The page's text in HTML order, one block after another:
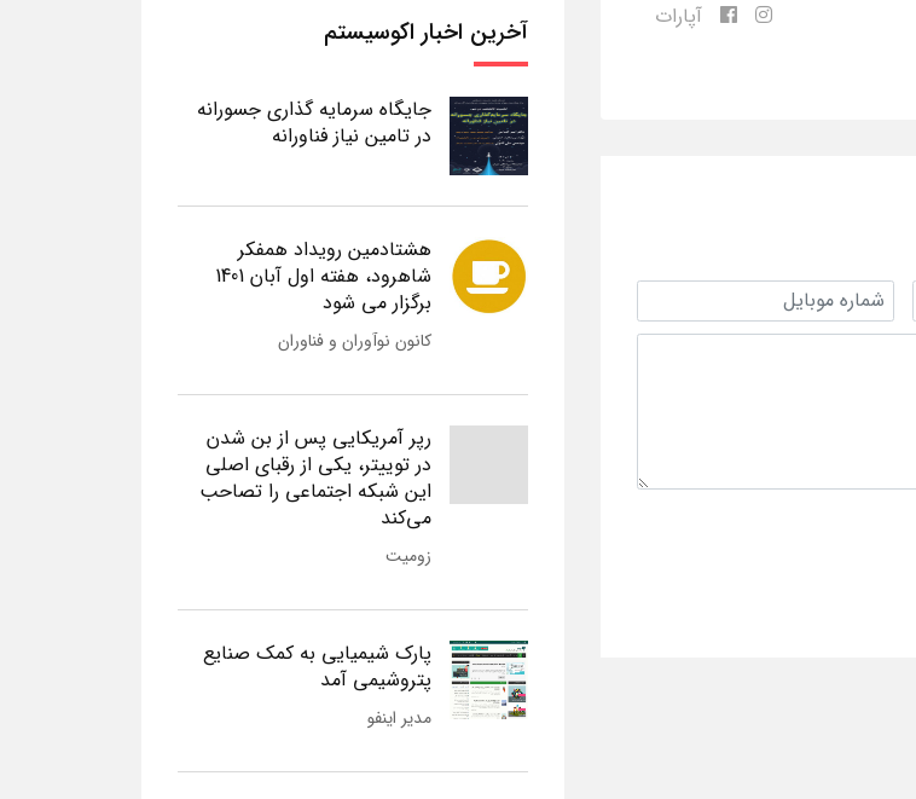
آپارات آخرین اخبار اکوسیستم
جایگاه سرمایه گذاری جسورانه
در تامین نیاز فناورانه
هشتادمین رویداد همفکر
شاهرود، هفته اول آبان 1401
برگزار می شود
کانون نوآوران و فناوران
رپر آمریکایی پس از بن شدن
در توییتر، یکی از رقبای اصلی
این شبکه اجتماعی را تصاحب
می‌کند
زومیت
پارک شیمیایی به کمک صنایع
پتروشیمی آمد
مدیر اینفو